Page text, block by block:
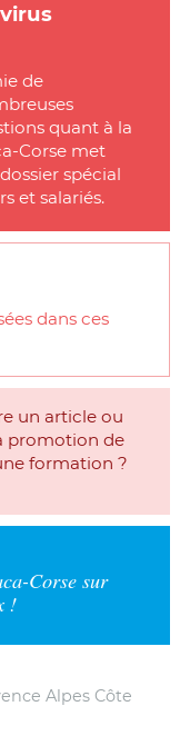
de
quant à la
Corse met
spécial
et salariés.
dans ces
un article ou
promotion de
formation ?
Corse sur
!
Alpes Côte